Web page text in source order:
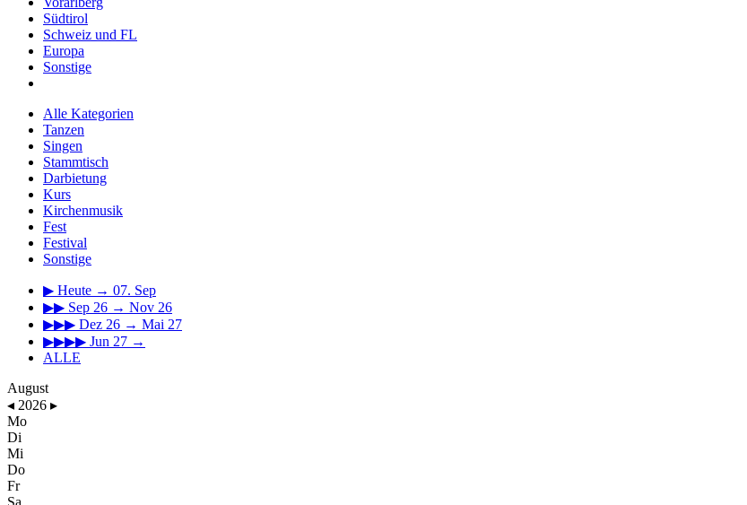
Südtirol
Schweiz und FL
Europa
Sonstige
Alle Kategorien
Tanzen
Singen
Stammtisch
Darbietung
Kurs
Kirchenmusik
Fest
Festival
Sonstige
▶ Heute → 07. Sep
▶▶ Sep 26 → Nov 26
▶▶▶ Dez 26 → Mai 27
▶▶▶▶ Jun 27 →
ALLE
August
◂ 2026 ▸
Mo
Di
Mi
Do
Fr
Sa